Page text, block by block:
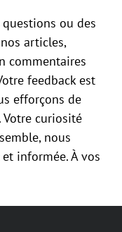
questions ou des
articles,
commentaires
feedback est
efforçons de
Votre curiosité
nous
informée. À vos